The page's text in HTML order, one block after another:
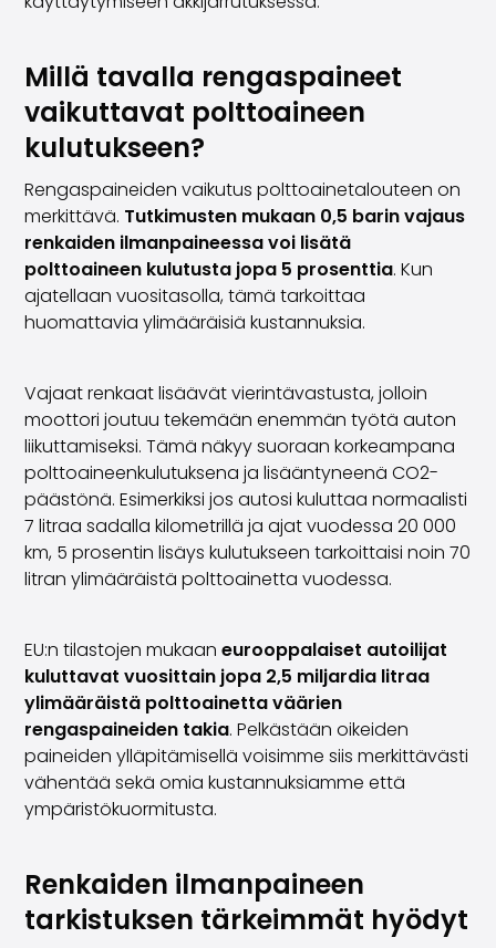
Millä tavalla rengaspaineet
vaikuttavat polttoaineen
kulutukseen?
Rengaspaineiden vaikutus polttoainetalouteen on
merkittävä. Tutkimusten mukaan 0,5 barin vajaus
renkaiden ilmanpaineessa voi lisätä
polttoaineen kulutusta jopa 5 prosenttia. Kun
ajatellaan vuositasolla, tämä tarkoittaa
huomattavia ylimääräisiä kustannuksia.
Vajaat renkaat lisäävät vierintävastusta, jolloin
moottori joutuu tekemään enemmän työtä auton
liikuttamiseksi. Tämä näkyy suoraan korkeampana
polttoaineenkulutuksena ja lisääntyneenä CO2-
päästönä. Esimerkiksi jos autosi kuluttaa normaalisti
7 litraa sadalla kilometrillä ja ajat vuodessa 20 000
km, 5 prosentin lisäys kulutukseen tarkoittaisi noin 70
litran ylimääräistä polttoainetta vuodessa.
EU:n tilastojen mukaan eurooppalaiset autoilijat
kuluttavat vuosittain jopa 2,5 miljardia litraa
ylimääräistä polttoainetta väärien
rengaspaineiden takia. Pelkästään oikeiden
paineiden ylläpitämisellä voisimme siis merkittävästi
vähentää sekä omia kustannuksiamme että
ympäristökuormitusta.
Renkaiden ilmanpaineen
tarkistuksen tärkeimmät hyödyt